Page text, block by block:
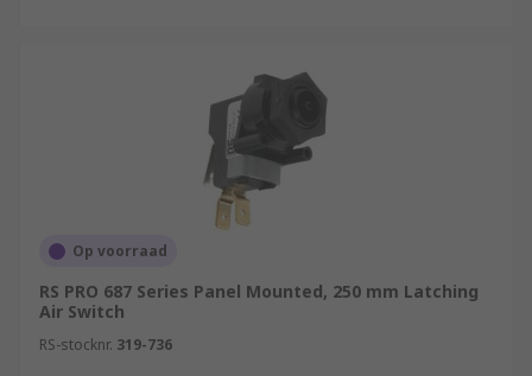
Op voorraad
RS PRO 687 Series Panel Mounted, 250 mm Latching
Air Switch
RS-stocknr. 319-736